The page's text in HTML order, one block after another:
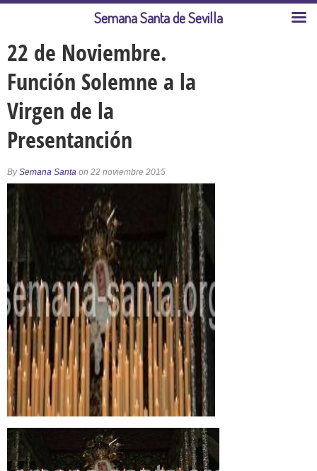
22 de Noviembre.
Función Solemne a la
Virgen de la
Presentanción
BySemana Santa on 22 noviembre 2015
Semana Santa de Sevilla